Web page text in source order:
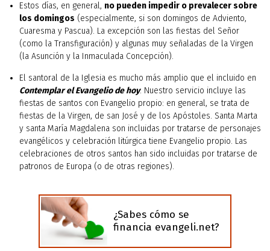
Estos días, en general, no pueden impedir o prevalecer sobre
los domingos (especialmente, si son domingos de Adviento,
Cuaresma y Pascua). La excepción son las fiestas del Señor
(como la Transfiguración) y algunas muy señaladas de la Virgen
(la Asunción y la Inmaculada Concepción).
El santoral de la Iglesia es mucho más amplio que el incluido en
Contemplar el Evangelio de hoy. Nuestro servicio incluye las
fiestas de santos con Evangelio propio: en general, se trata de
fiestas de la Virgen, de san José y de los Apóstoles. Santa Marta
y santa María Magdalena son incluidas por tratarse de personajes
evangélicos y celebración litúrgica tiene Evangelio propio. Las
celebraciones de otros santos han sido incluidas por tratarse de
patronos de Europa (o de otras regiones).
¿Sabes cómo se
financia evangeli.net?